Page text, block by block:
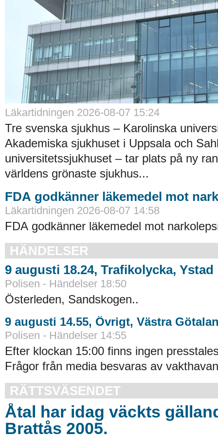
Läkartidningen 2026-08-07 15:24
Tre svenska sjukhus – Karolinska
Akademiska sjukhuset i Uppsala och
universitetssjukhuset – tar plats på ny
världens grönaste sjukhus...
FDA godkänner läkemedel mot
Läkartidningen 2026-08-07 14:58
FDA godkänner läkemedel mot
HÄNDELSER
9 augusti 18.24, Trafikolycka, Ystad
Polisen - Händelser 18:50
Österleden, Sandskogen..
9 augusti 14.55, Övrigt, Västra
Polisen - Händelser 14:55
Efter klockan 15:00 finns ingen
Frågor från media besvaras av
RÄTTSVÄSENDET
Åtal har idag väckts
Brattås 2005.